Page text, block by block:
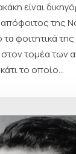
είναι
της
φοιτητικά της
τομέα των
το οποίο...